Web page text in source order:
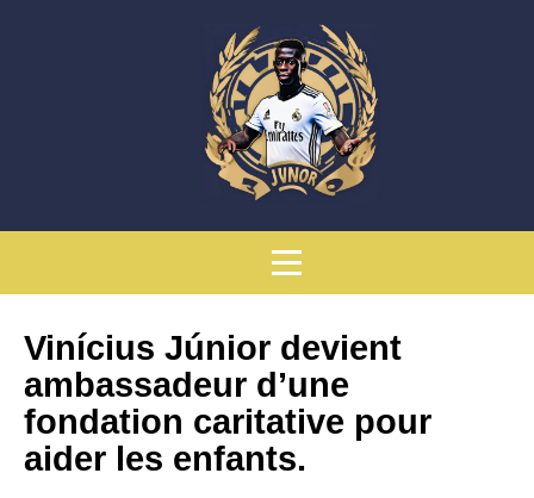
Vinícius Júnior devient
ambassadeur d’une
fondation caritative pour
aider les enfants.